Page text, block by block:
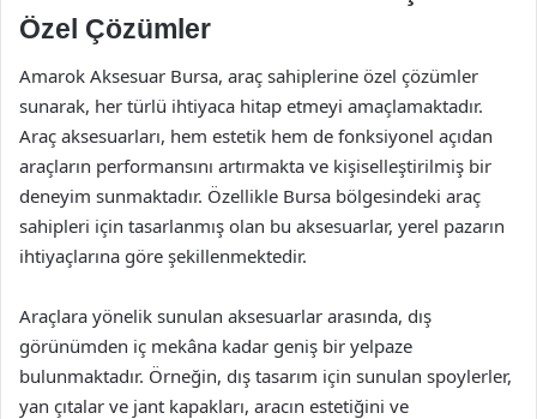
Özel Çözümler
Amarok Aksesuar Bursa, araç sahiplerine özel çözümler
sunarak, her türlü ihtiyaca hitap etmeyi amaçlamaktadır.
Araç aksesuarları, hem estetik hem de fonksiyonel açıdan
araçların performansını artırmakta ve kişiselleştirilmiş bir
deneyim sunmaktadır. Özellikle Bursa bölgesindeki araç
sahipleri için tasarlanmış olan bu aksesuarlar, yerel pazarın
ihtiyaçlarına göre şekillenmektedir.
Araçlara yönelik sunulan aksesuarlar arasında, dış
görünümden iç mekâna kadar geniş bir yelpaze
bulunmaktadır. Örneğin, dış tasarım için sunulan spoylerler,
yan çıtalar ve jant kapakları, aracın estetiğini ve